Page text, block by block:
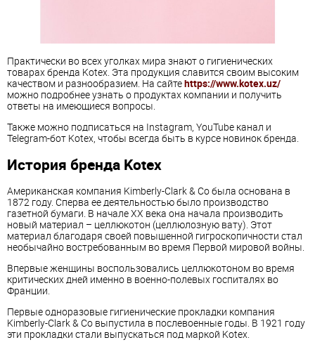
Практически во всех уголках мира знают о гигиенических
товарах бренда Kotex. Эта продукция славится своим высоким
качеством и разнообразием. На сайтеhttps://www.kotex.uz/
можно подробнее узнать о продуктах компании и получить
ответы на имеющиеся вопросы.
Также можно подписаться на Instagram, YouTube канал и
Telegram-бот Kotex, чтобы всегда быть в курсе новинок бренда.
История бренда Kotex
Американская компания Kimberly-Clark & Co была основана в
1872 году. Сперва ее деятельностью было производство
газетной бумаги. В начале XX века она начала производить
новый материал – целлюкотон (целлюлозную вату). Этот
материал благодаря своей повышенной гигроскопичности стал
необычайно востребованным во время Первой мировой войны.
Впервые женщины воспользовались целлюкотоном во время
критических дней именно в военно-полевых госпиталях во
Франции.
Первые одноразовые гигиенические прокладки компания
Kimberly-Clark & Co выпустила в послевоенные годы. В 1921 году
эти прокладки стали выпускаться под маркой Kotex.